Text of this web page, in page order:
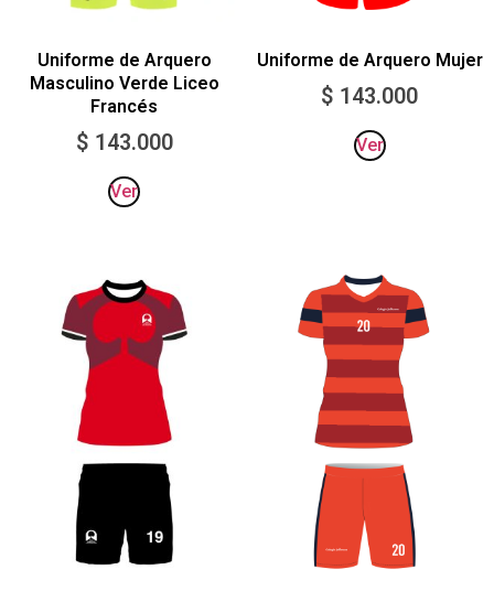
Uniforme de Arquero
Masculino Verde Liceo
Francés
$ 143.000
Ver
Uniforme de Arquero Mujer
$ 143.000
Ver